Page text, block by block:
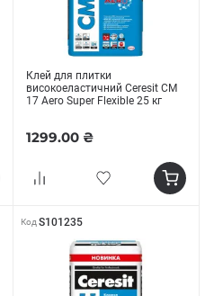
Клей для плитки
високоеластичний Ceresit СМ
17 Аero Super Flexible 25 кг
1299.00 ₴
Код S101235